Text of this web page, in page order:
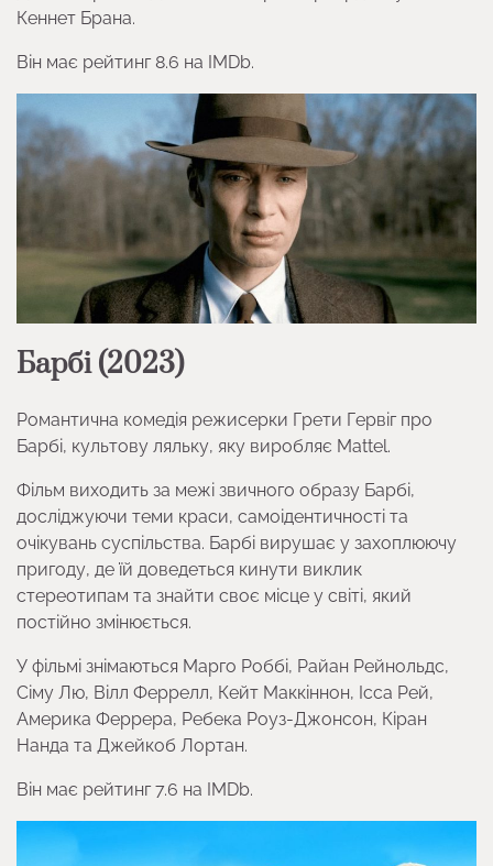
Кеннет Брана.
Він має рейтинг 8.6 на IMDb.
Барбі (2023)
Романтична комедія режисерки Грети Гервіг про
Барбі, культову ляльку, яку виробляє Mattel.
Фільм виходить за межі звичного образу Барбі,
досліджуючи теми краси, самоідентичності та
очікувань суспільства. Барбі вирушає у захоплюючу
пригоду, де їй доведеться кинути виклик
стереотипам та знайти своє місце у світі, який
постійно змінюється.
У фільмі знімаються Марго Роббі, Райан Рейнольдс,
Сіму Лю, Вілл Феррелл, Кейт Маккіннон, Ісса Рей,
Америка Феррера, Ребека Роуз-Джонсон, Кіран
Нанда та Джейкоб Лортан.
Він має рейтинг 7.6 на IMDb.